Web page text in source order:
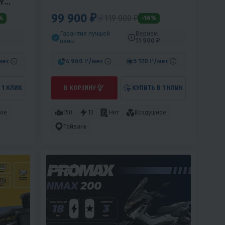
1 КЛИК
99 900 ₽ 119 000 ₽ -16%
Гарантия лучшей
цены
Вернём
11 900 ₽
4 960 ₽ /мес 5 120 ₽ /мес
В КОРЗИНУ КУПИТЬ В 1 КЛИК
150 13 Нет
Воздушное
Тайвань